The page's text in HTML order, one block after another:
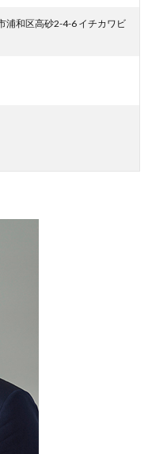
浦和区高砂2-4-6 イチカワビ